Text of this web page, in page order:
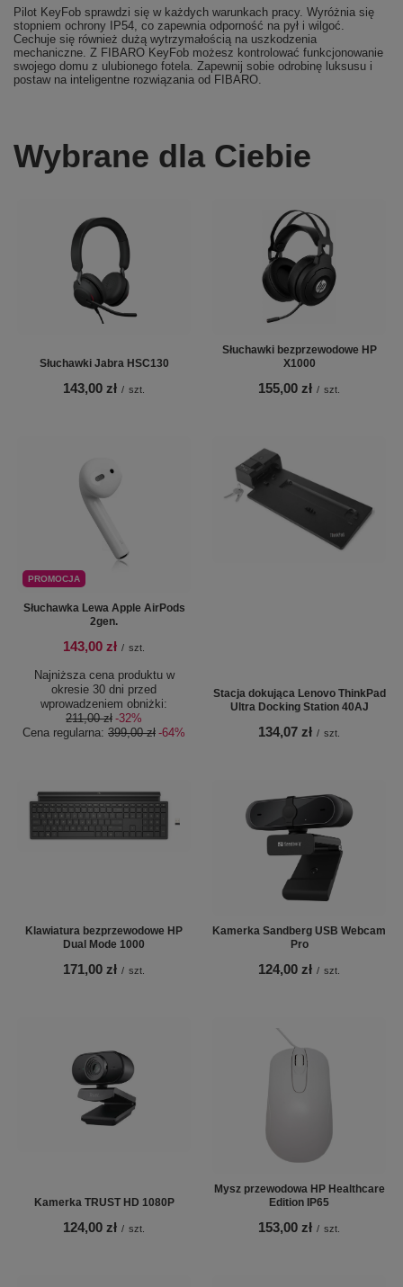
Pilot KeyFob sprawdzi się w każdych warunkach pracy. Wyróżnia się
stopniem ochrony IP54, co zapewnia odporność na pył i wilgoć.
Cechuje się również dużą wytrzymałością na uszkodzenia
mechaniczne. Z FIBARO KeyFob możesz kontrolować funkcjonowanie
swojego domu z ulubionego fotela. Zapewnij sobie odrobinę luksusu i
postaw na inteligentne rozwiązania od FIBARO.
Wybrane dla Ciebie
Słuchawki Jabra HSC130
143,00 zł / szt.
Słuchawki bezprzewodowe HP
X1000
155,00 zł / szt.
PROMOCJA
Słuchawka Lewa Apple AirPods
2gen.
143,00 zł / szt.
Najniższa cena produktu w
okresie 30 dni przed
wprowadzeniem obniżki:
211,00 zł -32%
Cena regularna: 399,00 zł -64%
Stacja dokująca Lenovo ThinkPad
Ultra Docking Station 40AJ
134,07 zł / szt.
Klawiatura bezprzewodowe HP
Dual Mode 1000
171,00 zł / szt.
Kamerka Sandberg USB Webcam
Pro
124,00 zł / szt.
Kamerka TRUST HD 1080P
124,00 zł / szt.
Mysz przewodowa HP Healthcare
Edition IP65
153,00 zł / szt.